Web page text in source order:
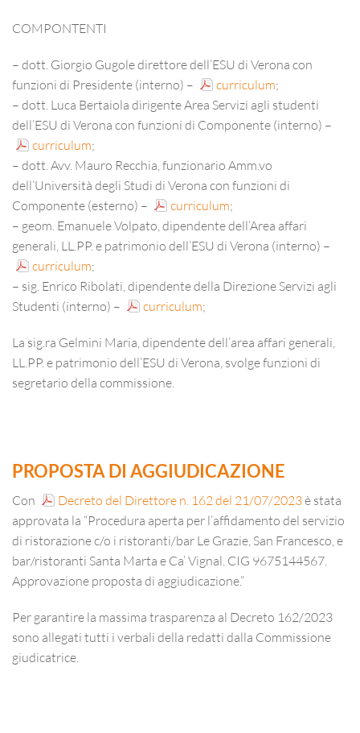
COMPONTENTI
– dott. Giorgio Gugole direttore dell’ESU di Verona con
funzioni di Presidente (interno) –
curriculum;
– dott. Luca Bertaiola dirigente Area Servizi agli studenti
dell’ESU di Verona con funzioni di Componente (interno) –
curriculum;
– dott. Avv. Mauro Recchia, funzionario Amm.vo
dell’Università degli Studi di Verona con funzioni di
Componente (esterno) –
curriculum;
– geom. Emanuele Volpato, dipendente dell’Area affari
generali, LL.PP. e patrimonio dell’ESU di Verona (interno) –
curriculum;
– sig. Enrico Ribolati, dipendente della Direzione Servizi agli
Studenti (interno) –
curriculum;
La sig.ra Gelmini Maria, dipendente dell’area affari generali,
LL.PP. e patrimonio dell’ESU di Verona, svolge funzioni di
segretario della commissione.
PROPOSTA DI AGGIUDICAZIONE
Con Decreto del Direttore n. 162 del 21/07/2023è stata
approvata la “Procedura aperta per l’affidamento del servizio
di ristorazione c/o i ristoranti/bar Le Grazie, San Francesco, e
bar/ristoranti Santa Marta e Ca’ Vignal. CIG 9675144567.
Approvazione proposta di aggiudicazione.”
Per garantire la massima trasparenza al Decreto 162/2023
sono allegati tutti i verbali della redatti dalla Commissione
giudicatrice.